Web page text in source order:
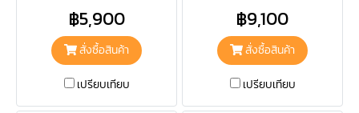
ให้ดูมีลูกเล่นมากยิ่งขึ้น
฿5,900
สั่งซื้อสินค้า
เปรียบเทียบ
เหมาะสำหรับการใช้งานในทุกพื้นที่
ภายในบ้านของคุณ
฿9,100
สั่งซื้อสินค้า
เปรียบเทียบ